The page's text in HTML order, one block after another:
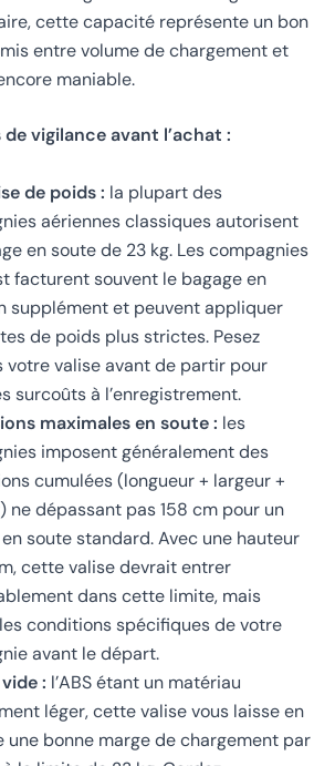
cette capacité représente un bon
entre volume de chargement et
maniable.
vigilance avant l’achat :
de poids : la plupart des
aériennes classiques autorisent
en soute de 23 kg. Les compagnies
facturent souvent le bagage en
supplément et peuvent appliquer
de poids plus strictes. Pesez
votre valise avant de partir pour
surcoûts à l’enregistrement.
maximales en soute : les
imposent généralement des
cumulées (longueur + largeur +
ne dépassant pas 158 cm pour un
soute standard. Avec une hauteur
cette valise devrait entrer
dans cette limite, mais
conditions spécifiques de votre
avant le départ.
: l’ABS étant un matériau
léger, cette valise vous laisse en
une bonne marge de chargement par